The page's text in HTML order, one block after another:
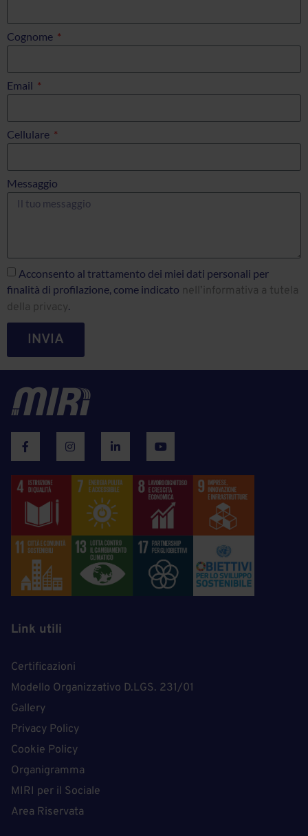
Cognome
Email
Cellulare
Messaggio
Acconsento al trattamento dei miei dati personali per
finalità di profilazione, come indicato nell’informativa a tutela
della privacy.
INVIA
Link utili
Certificazioni
Modello Organizzativo D.LGS. 231/01
Gallery
Privacy Policy
Cookie Policy
Organigramma
MIRI per il Sociale
Area Riservata